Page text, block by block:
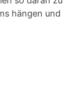
hängen und